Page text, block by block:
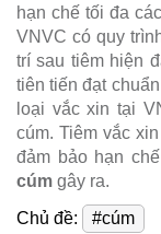
hạn chế tối đa
VNVC có quy
trí sau tiêm hiện
tiên tiến đạt
loại vắc xin tại
cúm. Tiêm vắc
đảm bảo hạn
cúm gây ra.
Chủ đề:
#cúm